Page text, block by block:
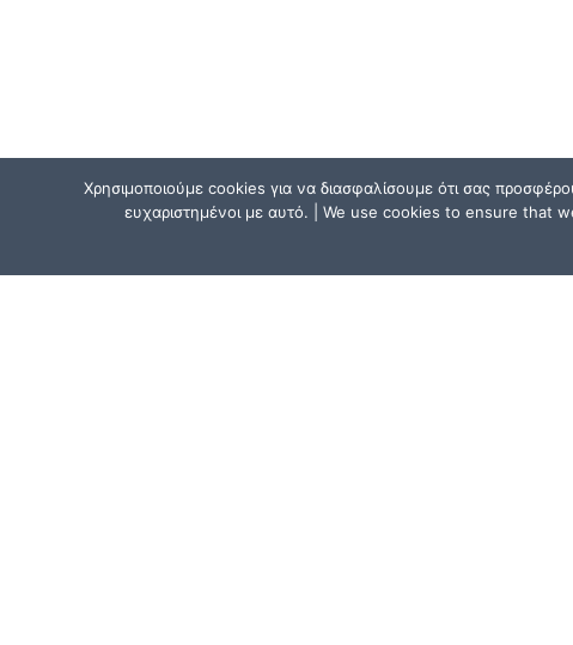
Χρησιμοποιούμε cookies για να διασφαλίσουμε ότι σας
ευχαριστημένοι με αυτό. | We use cookies to ensure